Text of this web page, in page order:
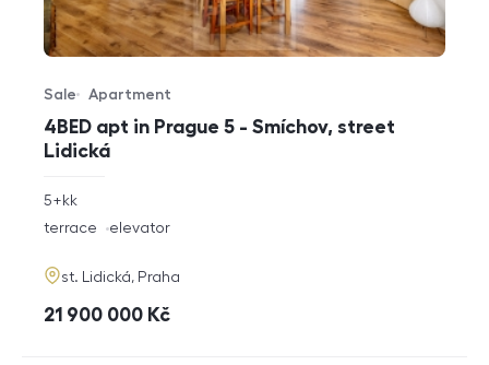
4BED apt in Prague 5 - Smíchov, street
Lidická
Offer type
Sale
Property type
Apartment
rozměry
disposition
5+kk
funkce
terrace elevator
adresa
st. Lidická, Praha
cena
21 900 000 Kč